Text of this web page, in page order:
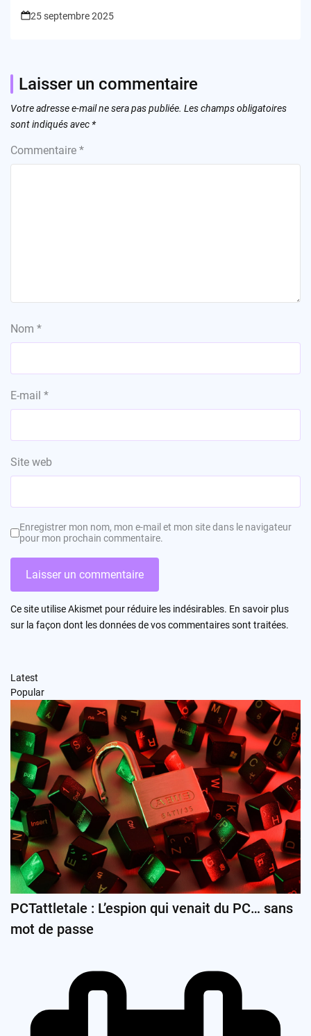
25 septembre 2025
Laisser un commentaire
Votre adresse e-mail ne sera pas publiée. Les champs obligatoires
sont indiqués avec *
Commentaire *
Nom *
E-mail *
Site web
Enregistrer mon nom, mon e-mail et mon site dans le navigateur
pour mon prochain commentaire.
Ce site utilise Akismet pour réduire les indésirables. En savoir plus
sur la façon dont les données de vos commentaires sont traitées.
Latest
Popular
PCTattletale : L’espion qui venait du PC… sans
mot de passe